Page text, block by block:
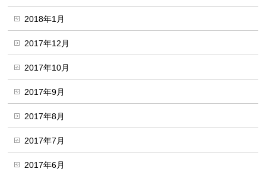
2018年1月
2017年12月
2017年10月
2017年9月
2017年8月
2017年7月
2017年6月